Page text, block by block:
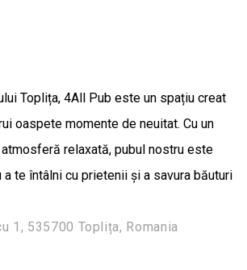
Toplița, 4All Pub este un spațiu creat
oaspete momente de neuitat. Cu un
relaxată, pubul nostru este
a te întâlni cu prietenii și a savura băuturi
1, 535700 Toplița, Romania